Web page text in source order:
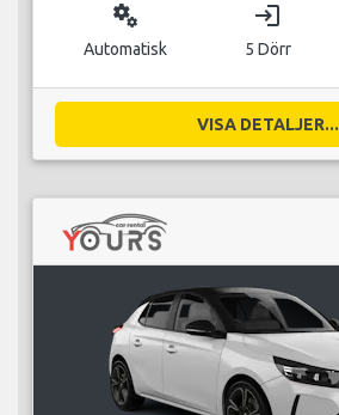
miscellaneous_services
Automatisk
login
5 Dörr
VISA DETALJER...